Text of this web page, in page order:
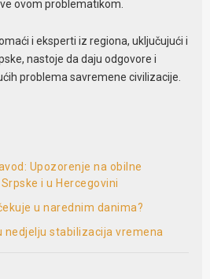
ovom problematikom.
i eksperti iz regiona, uključujući i
nastoje da daju odgovore i
problema savremene civilizacije.
Upozorenje na obilne
i u Hercegovini
u narednim danima?
nedjelju stabilizacija vremena